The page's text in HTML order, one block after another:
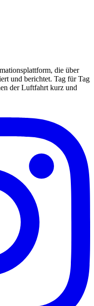
die über
und berichtet. Tag für Tag
der Luftfahrt kurz und